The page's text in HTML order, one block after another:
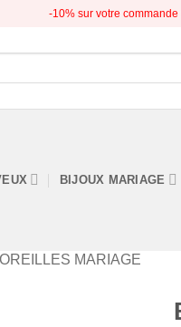
-10% sur votre
BIJOUX MARIAGE
MARIAGE